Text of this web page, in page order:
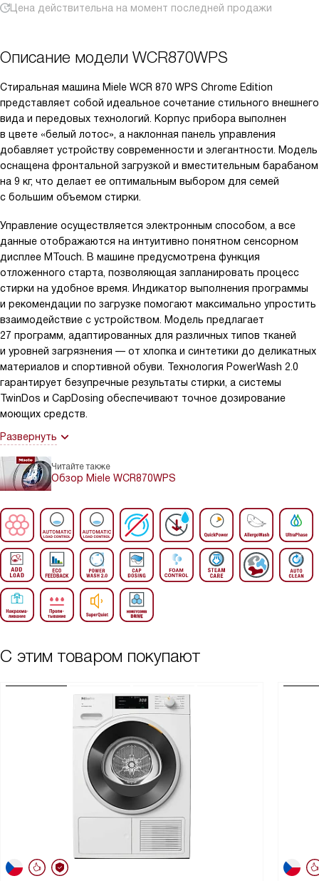
Цена действительна на момент последней продажи
Описание модели WCR870WPS
Стиральная машина Miele WCR 870 WPS Chrome Edition
представляет собой идеальное сочетание стильного внешнего
вида и передовых технологий. Корпус прибора выполнен
в цвете «белый лотос», а наклонная панель управления
добавляет устройству современности и элегантности. Модель
оснащена фронтальной загрузкой и вместительным барабаном
на 9 кг, что делает ее оптимальным выбором для семей
с большим объемом стирки.
Управление осуществляется электронным способом, а все
данные отображаются на интуитивно понятном сенсорном
дисплее MTouch. В машине предусмотрена функция
отложенного старта, позволяющая запланировать процесс
стирки на удобное время. Индикатор выполнения программы
и рекомендации по загрузке помогают максимально упростить
взаимодействие с устройством. Модель предлагает
27 программ, адаптированных для различных типов тканей
и уровней загрязнения — от хлопка и синтетики до деликатных
материалов и спортивной обуви. Технология PowerWash 2.0
гарантирует безупречные результаты стирки, а системы
TwinDos и CapDosing обеспечивают точное дозирование
моющих средств.
Развернуть
Читайте также
Обзор Miele WCR870WPS
С этим товаром покупают